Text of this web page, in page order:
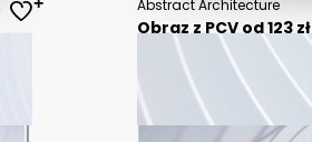
Abstract Architecture
Obraz z PCV od 123 zł